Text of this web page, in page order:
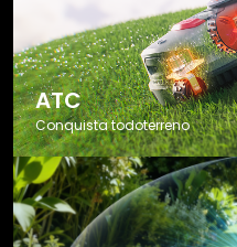
ATC
Conquista todoterreno